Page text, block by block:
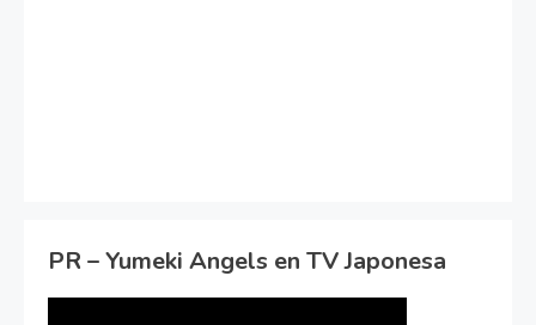
PR – Yumeki Angels en TV Japonesa